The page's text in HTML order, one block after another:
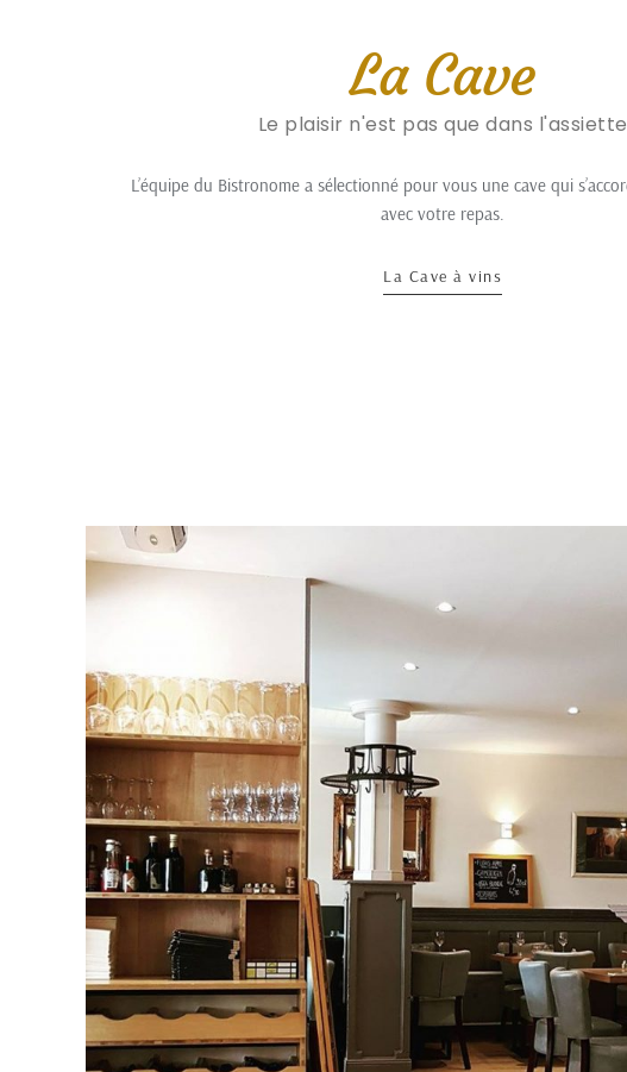
La Cave
Le plaisir n'est pas que dans l'assiette
L’équipe du Bistronome a sélectionné pour vous une cave qui
avec votre repas.
La Cave à vins